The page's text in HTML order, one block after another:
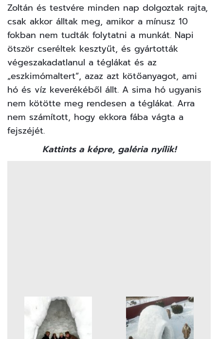
Zoltán és testvére minden nap dolgoztak rajta,
csak akkor álltak meg, amikor a mínusz 10
fokban nem tudták folytatni a munkát. Napi
ötször cseréltek kesztyűt, és gyártották
végeszakadatlanul a téglákat és az
„eszkimómaltert”, azaz azt kötőanyagot, ami
hó és víz keverékéből állt. A sima hó ugyanis
nem kötötte meg rendesen a téglákat. Arra
nem számított, hogy ekkora fába vágta a
fejszéjét.
Kattints a képre, galéria nyílik!